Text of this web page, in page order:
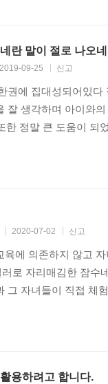
로 키워준다!
부하고 있습니다.
회원이라고 말씀드
겁니다. 당신 자녀
아주아주 좋았습니
는 것처럼 하루하
예찬론을 읊어대는
란 말이 절로 나오
2019-09-25 신고
권에 집대성되어있
잘 생각하며 아이와
한 정말 큰 도움이 되
2020-07-02 신고
육에 의존하지 않고
로 자리매김한 잠수
그 자녀들이 직접 체
용하려고 합니다.